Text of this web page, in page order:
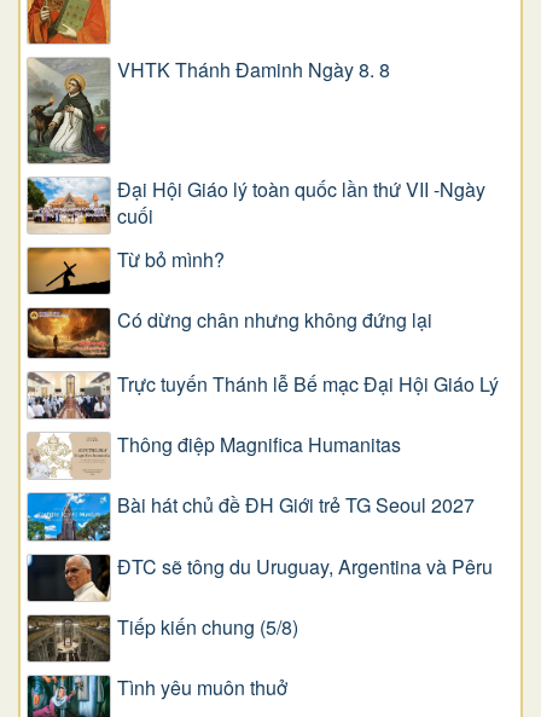
VHTK Thánh Đaminh Ngày 8. 8
Đại Hội Giáo lý toàn quốc lần thứ VII -Ngày
cuối
Từ bỏ mình?
Có dừng chân nhưng không đứng lại
Trực tuyến Thánh lễ Bế mạc Đại Hội Giáo Lý
Thông điệp Magnifica Humanitas
Bài hát chủ đề ĐH Giới trẻ TG Seoul 2027
ĐTC sẽ tông du Uruguay, Argentina và Pêru
Tiếp kiến chung (5/8)
Tình yêu muôn thuở